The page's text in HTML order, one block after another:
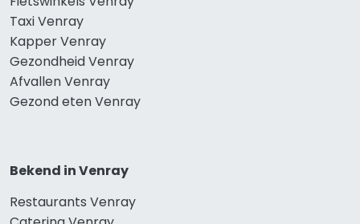
Taxi Venray
Kapper Venray
Gezondheid Venray
Afvallen Venray
Gezond eten Venray
Bekend in Venray
Restaurants Venray